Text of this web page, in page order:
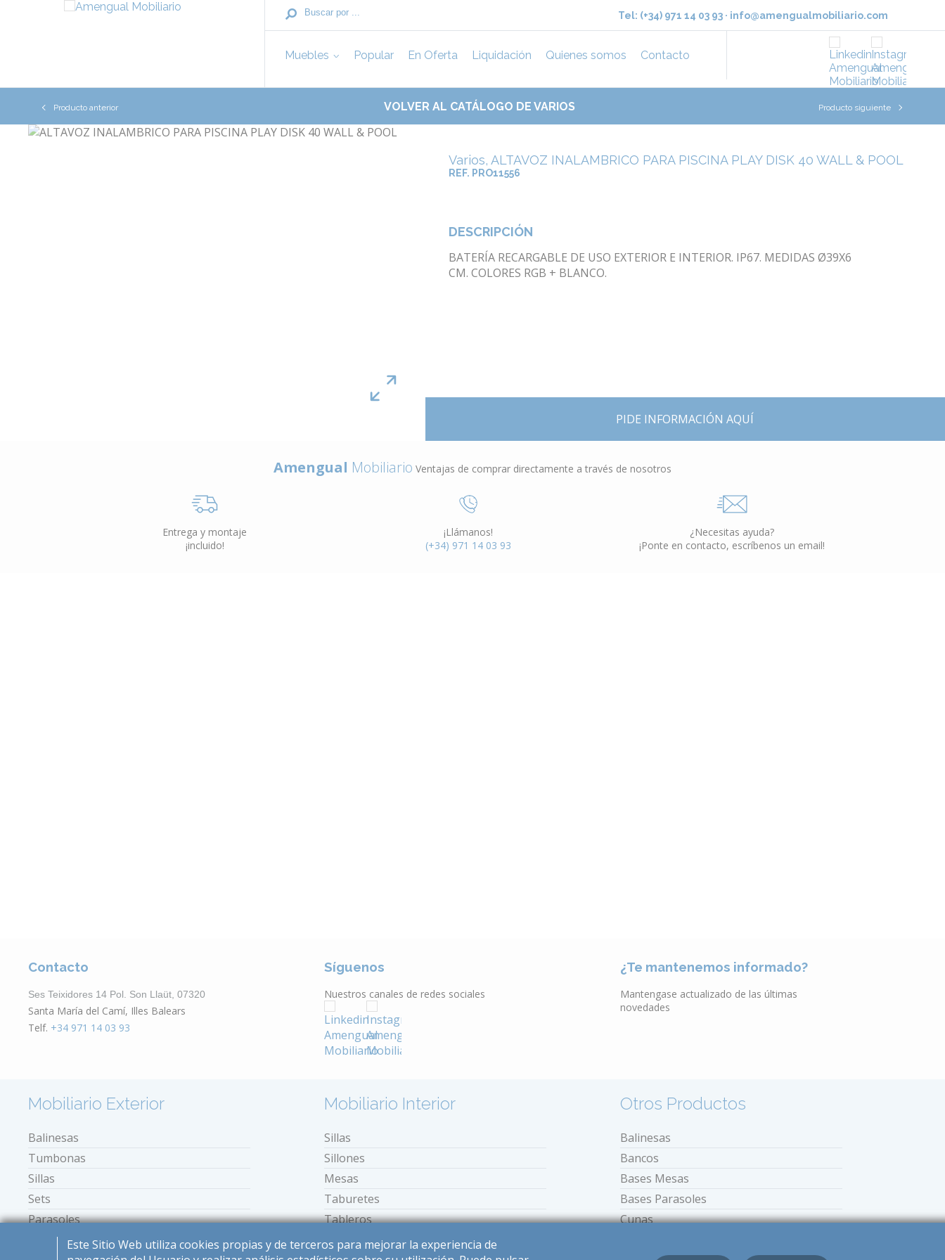
Tel: (+34) 971 14 03 93 · info@amengualmobiliario.com
Muebles Popular En Oferta Liquidación Quienes somos Contacto
Producto anterior VOLVER AL CATÁLOGO DE VARIOS Producto siguiente
Varios, ALTAVOZ INALAMBRICO PARA PISCINA PLAY DISK 40 WALL & POOL
REF. PRO11556
DESCRIPCIÓN
BATERÍA RECARGABLE DE USO EXTERIOR E INTERIOR. IP67. MEDIDAS Ø39X6
CM. COLORES RGB + BLANCO.
PIDE INFORMACIÓN AQUÍ
Amengual Mobiliario Ventajas de comprar directamente a través de nosotros
Entrega y montaje
¡incluido!
¡Llámanos!
(+34) 971 14 03 93
¿Necesitas ayuda?
¡Ponte en contacto, escríbenos un email!
Contacto
Ses Teixidores 14 Pol. Son Llaüt, 07320
Santa María del Camí, Illes Balears
Telf. +34 971 14 03 93
Síguenos
Nuestros canales de redes sociales
¿Te mantenemos informado?
Mantengase actualizado de las últimas
novedades
Mobiliario Exterior
Balinesas
Tumbonas
Sillas
Sets
Parasoles
Mini tumbonas
Mobiliario Interior
Sillas
Sillones
Mesas
Taburetes
Tableros
Bancos
Otros Productos
Balinesas
Bancos
Bases Mesas
Bases Parasoles
Cunas
Este Sitio Web utiliza cookies propias y de terceros para mejorar la experiencia de